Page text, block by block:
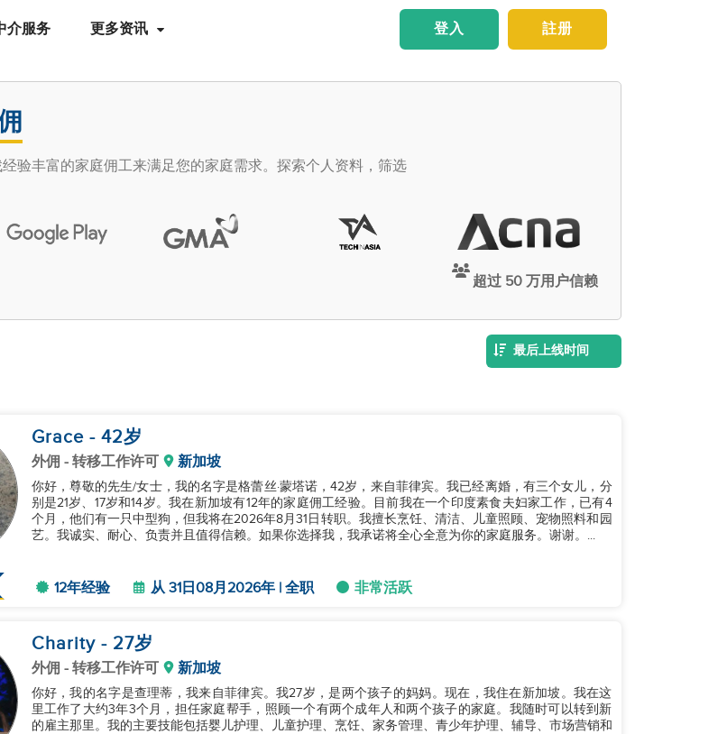
介服务 更多资讯 註册
登入
验丰富的家庭佣工来满足您的家庭需求。探索个人资料，筛选
超过 50 万用户信赖
最后上线时间
Grace - 42岁
外佣 - 转移工作许可 新加坡
你好，尊敬的先生/女士，我的名字是格蕾丝·蒙塔诺，42岁，来自菲律宾。我已经离婚，有三个女儿，分
别是21岁、17岁和14岁。我在新加坡有12年的家庭佣工经验。目前我在一个印度素食夫妇家工作，已有4
个月，他们有一只中型狗，但我将在2026年8月31日转职。我擅长烹饪、清洁、儿童照顾、宠物照料和园
艺。我诚实、耐心、负责并且值得信赖。如果你选择我，我承诺将全心全意为你的家庭服务。谢谢。...
12年经验 从 31日08月2026年 | 全职 非常活跃
Charity - 27岁
外佣 - 转移工作许可 新加坡
你好，我的名字是查理蒂，我来自菲律宾。我27岁，是两个孩子的妈妈。现在，我住在新加坡。我在这
里工作了大约3年3个月，担任家庭帮手，照顾一个有两个成年人和两个孩子的家庭。我随时可以转到新
的雇主那里。我的主要技能包括婴儿护理、儿童护理、烹饪、家务管理、青少年护理、辅导、市场营销和